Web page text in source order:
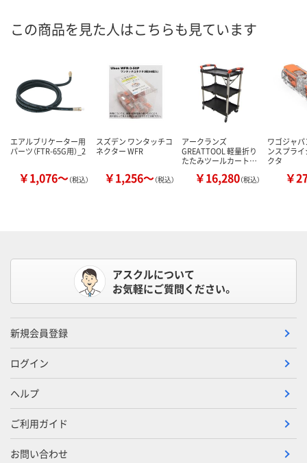
この商品を見た人はこちらも見ています
エアルブリケーター用
パーツ（FTR-65G用）_2
￥1,076～（税込）
スズデン ワンタッチコ
ネクター WFR
￥1,256～（税込）
アークランズ
GREATTOOL 軽量折り
たたみツールカート…
￥16,280（税込）
ワゴジャ
ンスプラ
クタ
￥
アスクルについて
お気軽にご質問ください。
新規会員登録
ログイン
ヘルプ
ご利用ガイド
お問い合わせ